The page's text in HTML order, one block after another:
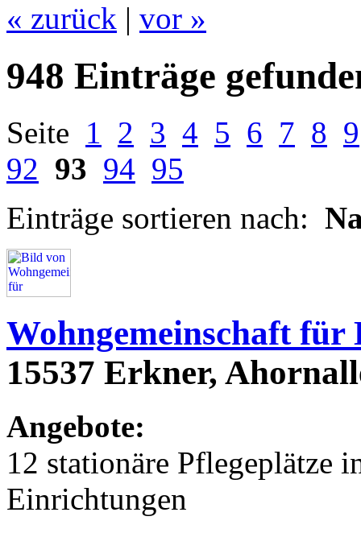
« zurück | vor »
948 Einträge
Seite 1 2 3 4 5 6 7 8 9
92 93 94 95
Einträge sortieren nach:
Wohngemeinschaft für
15537 Erkner,
Angebote:
12 stationäre Pflegeplätze
Einrichtungen